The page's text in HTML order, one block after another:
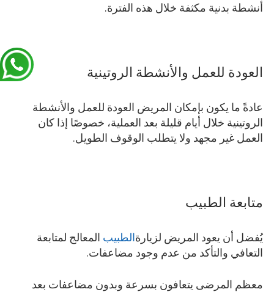
أنشطة بدنية مكثفة خلال هذه الفترة.
العودة للعمل والأنشطة الروتينية
عادةً ما يكون بإمكان المريض العودة للعمل والأنشطة
الروتينية خلال أيام قليلة بعد العملية، خصوصًا إذا كان
العمل غير مجهد ولا يتطلب الوقوف الطويل.
متابعة الطبيب
يُفضل أن يعود المريض لزيارةالطبيب المعالج لمتابعة
التعافي والتأكد من عدم وجود مضاعفات.
معظم المرضى يتعافون بسرعة وبدون مضاعفات بعد